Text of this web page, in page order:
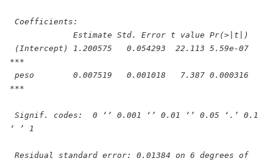
Coefficients:
***
***
‘ ’ 1